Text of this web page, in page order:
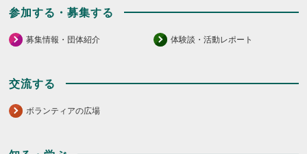
参加する・募集する
募集情報・団体紹介 体験談・活動レポート
交流する
ボランティアの広場